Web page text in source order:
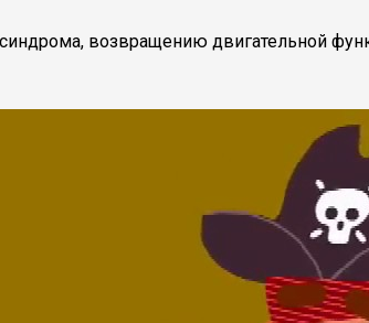
возвращению двигательной